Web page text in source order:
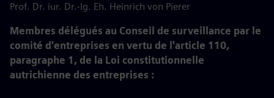
Prof. Dr. iur. Dr.-Ig. Eh. Heinrich von Pierer
Membres délégués au Conseil de surveillance par le
comité d'entreprises en vertu de l'article 110,
paragraphe 1, de la Loi constitutionnelle
autrichienne des entreprises :